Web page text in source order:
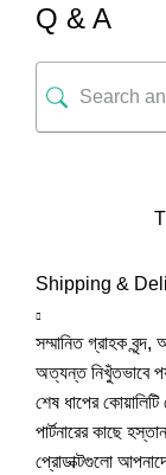
Q & A
Shipping &
সম্মানিত গ্রাহক বৃন্দ,
অত্যন্ত নিখুঁতভাবে
শেষ ধাপের
পার্টনারের কাছে
প্রোডাক্টগুলো